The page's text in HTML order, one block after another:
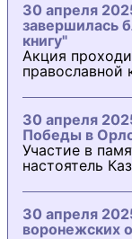
30 апреля
завершилась
книгу"
Акция
православной
30 апреля
Победы в
Участие в
настоятель
30 апреля
воронежских